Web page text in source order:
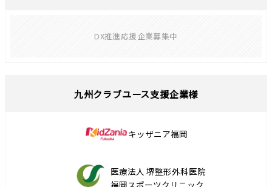
DX推進応援企業募集中
九州クラブユース支援企業様
キッザニア福岡
医療法人 堺整形外科医院